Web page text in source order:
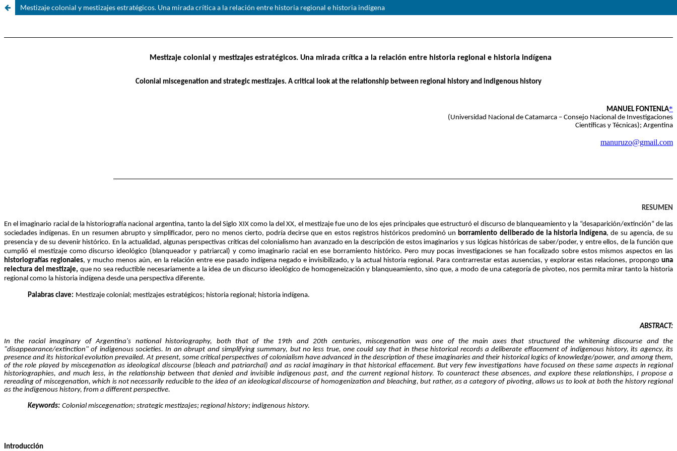
Mestizaje colonial y mestizajes estratégicos. Una mirada crítica a la relación entre historia regional e historia indígena